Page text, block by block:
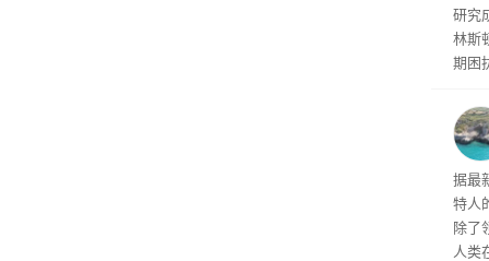
研究
林斯
期困
代
的蛋
类
据最
特人
除了
人类